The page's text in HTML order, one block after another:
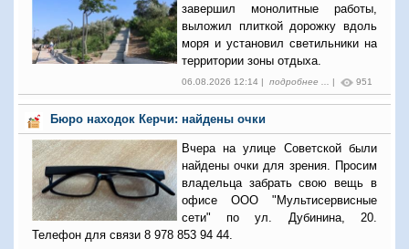
завершил монолитные работы,
выложил плиткой дорожку вдоль
моря и установил светильники на
территории зоны отдыха.
06.08.2026 12:14 | подробнее ... | 951
Бюро находок Керчи: найдены очки
Вчера на улице Советской были
найдены очки для зрения. Просим
владельца забрать свою вещь в
офисе ООО "Мультисервисные
сети" по ул. Дубинина, 20.
Телефон для связи 8 978 853 94 44.